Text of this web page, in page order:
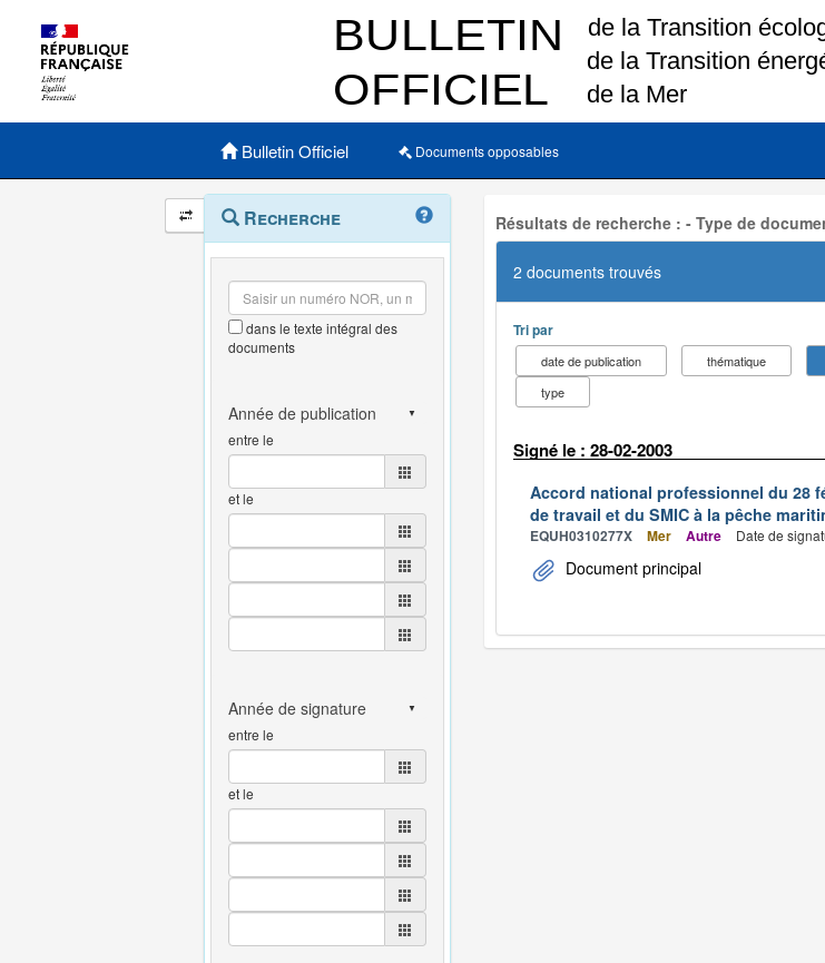
Menu principal
Bulletin Officiel Documents opposables
Navigation
et
outils
annexes
Menu
contextuel
Recherche
dans le texte intégral des
documents
entre le
et le
entre le
et le
Résultats de recherche : - Type de
2 documents trouvés
Tri par
date de publication thématique
type
Signé le : 28-02-2003
Accord national professionnel du 28
de travail et du SMIC à la pêche
EQUH0310277X Mer Autre Date de
Document principal